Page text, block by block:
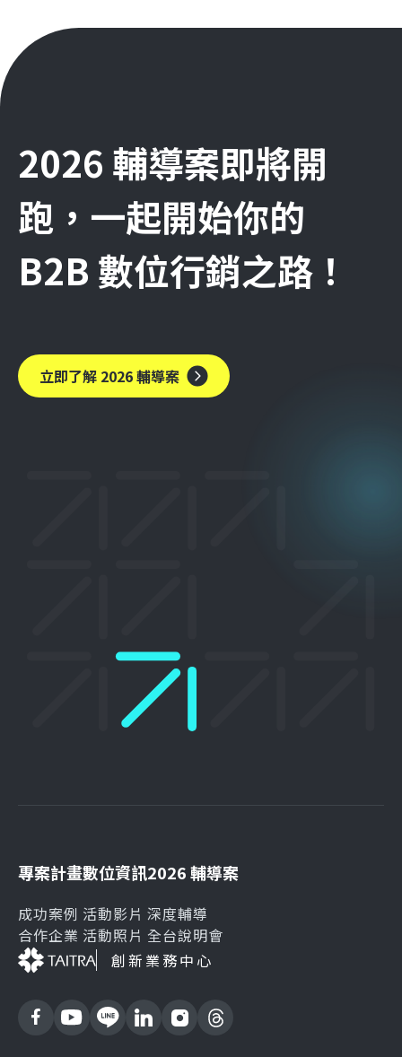
2026 輔導案即將開
跑，一起開始你的
B2B 數位行銷之路！
立即了解 2026 輔導案
專案計畫
成功案例
合作企業
數位資訊
活動影片
活動照片
2026 輔導案
深度輔導
全台說明會
創新業務中心